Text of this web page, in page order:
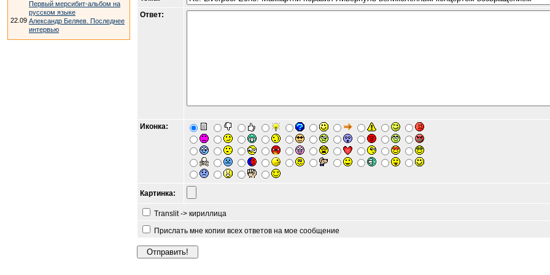
Первый мерсибит-альбом на
русском языке
22.09 Александр Беляев. Последнее
интервью
Ответ:
Иконка:
Картинка:
Translit -> кириллица
Прислать мне копии всех ответов на мое сообщение